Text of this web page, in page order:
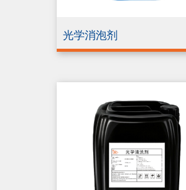
光学消泡剂